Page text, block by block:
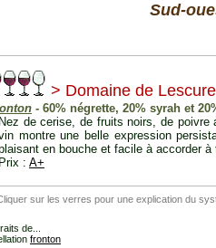
Sud-
> Domaine de
- 60% négrette, 20% syrah et
Nez de cerise, de fruits noirs, de
montre une belle expression
en bouche et facile à accorder
Prix : A+
sur les verres pour une explication du
de...
fronton